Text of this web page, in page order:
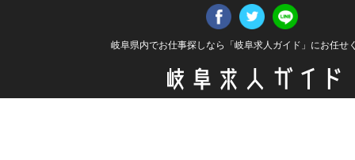
岐阜県内でお仕事探しなら「岐阜求人ガイド」にお任せ